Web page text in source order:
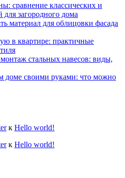
сравнение классических и
загородного дома
материал для облицовки фасада
в квартире: практичные
стальных навесов: виды,
доме своими руками: что можно
к Hello world!
к Hello world!